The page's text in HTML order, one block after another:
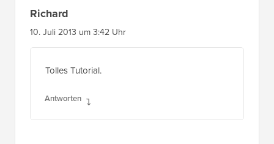
Richard
10. Juli 2013 um 3:42 Uhr
Tolles Tutorial.
Antworten